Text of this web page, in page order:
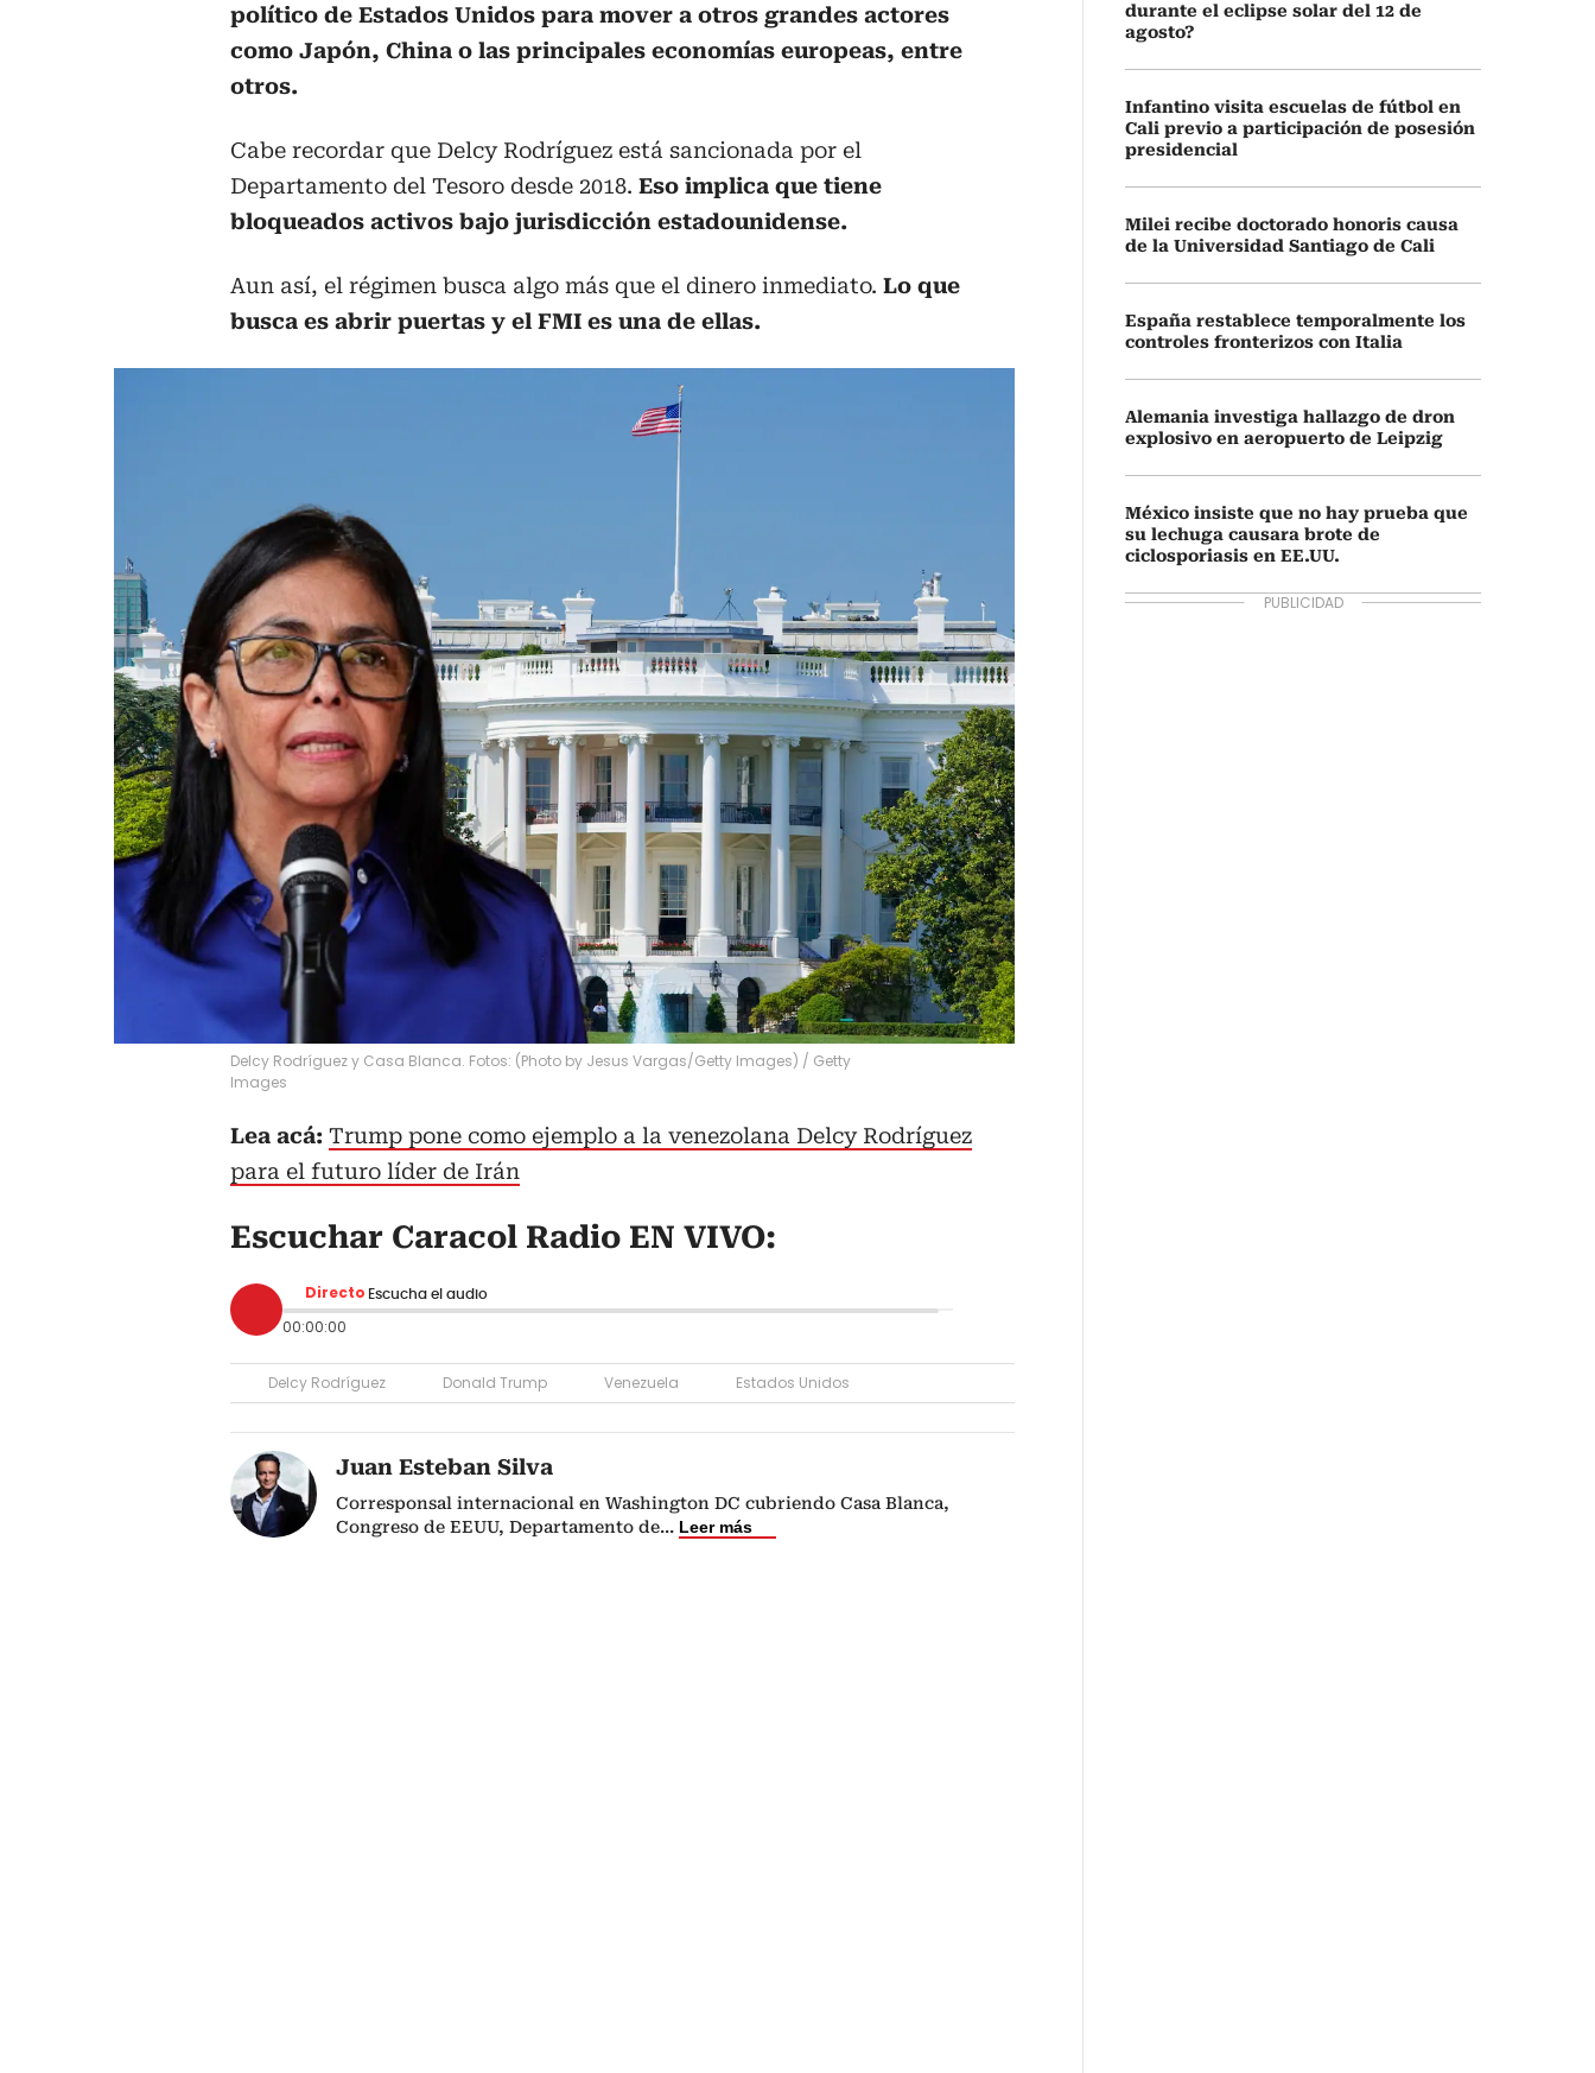
político de Estados Unidos para mover a otros grandes actores
como Japón, China o las principales economías europeas, entre
otros.
Cabe recordar que Delcy Rodríguez está sancionada por el
Departamento del Tesoro desde 2018. Eso implica que tiene
bloqueados activos bajo jurisdicción estadounidense.
Aun así, el régimen busca algo más que el dinero inmediato. Lo que
busca es abrir puertas y el FMI es una de ellas.
Delcy Rodríguez y Casa Blanca. Fotos: (Photo by Jesus Vargas/Getty Images) / Getty
Images
Lea acá: Trump pone como ejemplo a la venezolana Delcy Rodríguez
para el futuro líder de Irán
Escuchar Caracol Radio EN VIVO:
Directo Escucha el audio
00:00:00
Delcy Rodríguez Donald Trump Venezuela Estados Unidos
Juan Esteban Silva
Corresponsal internacional en Washington DC cubriendo Casa Blanca,
Congreso de EEUU, Departamento de... Leer más
durante el eclipse solar del 12 de
agosto?
Infantino visita escuelas de fútbol en
Cali previo a participación de posesión
presidencial
Milei recibe doctorado honoris causa
de la Universidad Santiago de Cali
España restablece temporalmente los
controles fronterizos con Italia
Alemania investiga hallazgo de dron
explosivo en aeropuerto de Leipzig
México insiste que no hay prueba que
su lechuga causara brote de
ciclosporiasis en EE.UU.